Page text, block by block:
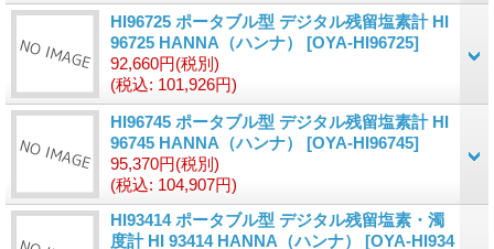
HI96725 ポータブル型 デジタル残留塩素計 HI
96725 HANNA（ハンナ） [OYA-HI96725]
92,660円(税別)
(税込: 101,926円)
HI96745 ポータブル型 デジタル残留塩素計 HI
96745 HANNA（ハンナ） [OYA-HI96745]
95,370円(税別)
(税込: 104,907円)
HI93414 ポータブル型 デジタル残留塩素・濁
度計 HI 93414 HANNA（ハンナ） [OYA-HI934